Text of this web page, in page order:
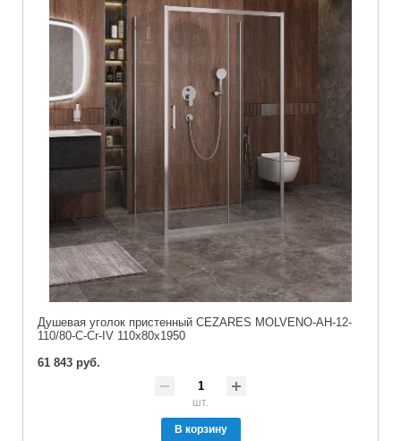
Душевая уголок пристенный CEZARES MOLVENO-AH-12-
110/80-C-Cr-IV 110x80x1950
61 843 руб.
шт.
В корзину